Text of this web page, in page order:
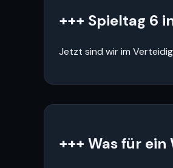
+++ Spieltag 6
Jetzt sind wir im
+++ Was für